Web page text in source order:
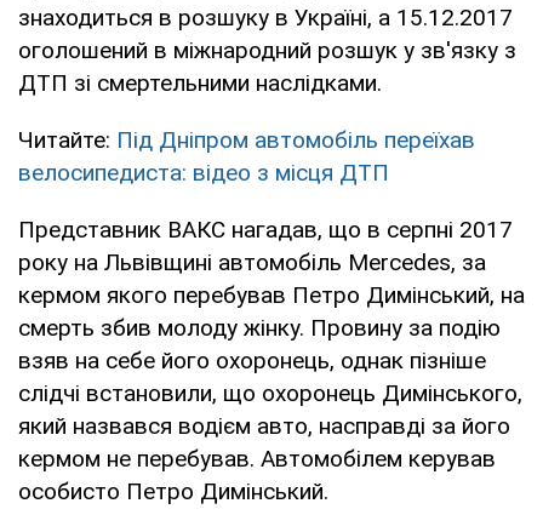
знаходиться в розшуку в Україні, а 15.12.2017
оголошений в міжнародний розшук у зв'язку з
ДТП зі смертельними наслідками.
Читайте: Під Дніпром автомобіль переїхав
велосипедиста: відео з місця ДТП
Представник ВАКС нагадав, що в серпні 2017
року на Львівщині автомобіль Mercedes, за
кермом якого перебував Петро Димінський, на
смерть збив молоду жінку. Провину за подію
взяв на себе його охоронець, однак пізніше
слідчі встановили, що охоронець Димінського,
який назвався водієм авто, насправді за його
кермом не перебував. Автомобілем керував
особисто Петро Димінський.